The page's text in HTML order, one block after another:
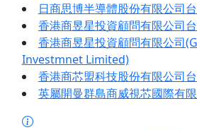
日商思博半導體股份有限公司
香港商昱星投資顧問有限公司
香港商昱星投資顧問有限公司
Investmnet Limited)
香港商芯盟科技股份有限公司
英屬開曼群島商威視芯國際有